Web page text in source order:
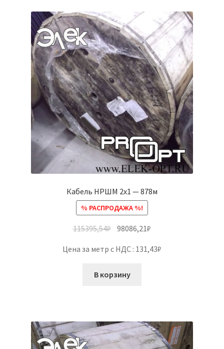
Кабель НРШМ 2х1 — 878м
% РАСПРОДАЖА %!
115395,54₽ 98086,21₽
Цена за метр с НДС : 131,43₽
В корзину